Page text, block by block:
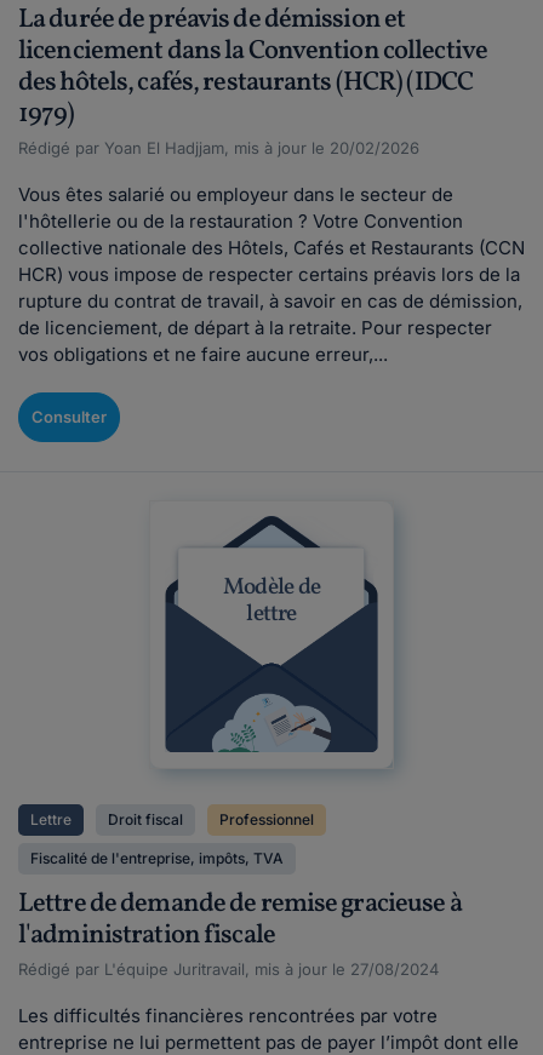
La durée de préavis de démission et
licenciement dans la Convention collective
des hôtels, cafés, restaurants (HCR) (IDCC
1979)
Rédigé par Yoan El Hadjjam, mis à jour le 20/02/2026
Vous êtes salarié ou employeur dans le secteur de
l'hôtellerie ou de la restauration ? Votre Convention
collective nationale des Hôtels, Cafés et Restaurants (CCN
HCR) vous impose de respecter certains préavis lors de la
rupture du contrat de travail, à savoir en cas de démission,
de licenciement, de départ à la retraite. Pour respecter
vos obligations et ne faire aucune erreur,...
Consulter
Modèle de
lettre
Lettre Droit fiscal Professionnel
Fiscalité de l'entreprise, impôts, TVA
Lettre de demande de remise gracieuse à
l'administration fiscale
Rédigé par L'équipe Juritravail, mis à jour le 27/08/2024
Les difficultés financières rencontrées par votre
entreprise ne lui permettent pas de payer l’impôt dont elle